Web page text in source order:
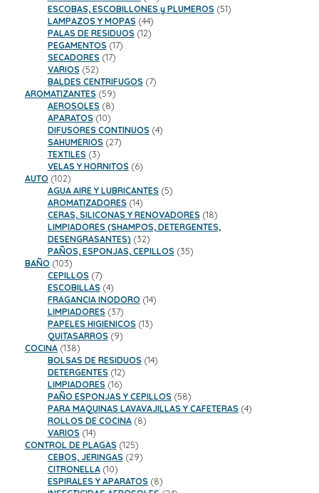
productos
ESCOBAS, ESCOBILLONES y PLUMEROS 5151
LAMPAZOS Y MOPAS 4444
productos
PALAS DE RESIDUOS 1212
PEGAMENTOS 1717
SECADORES 1717
VARIOS 5252
productos
BALDES CENTRIFUGOS 77
AROMATIZANTES 5959
productos
AEROSOLES 88
productos
APARATOS 1010
productos
DIFUSORES CONTINUOS 44
SAHUMERIOS 2727
TEXTILES 33
productos
VELAS Y HORNITOS 66
AUTO 102102
productos
AGUA AIRE Y LUBRICANTES 55
AROMATIZADORES 1414
productos
CERAS, SILICONAS Y RENOVADORES 1818
productos
LIMPIADORES (SHAMPOS, DETERGENTES,
DESENGRASANTES) 3232
productos
PAÑOS, ESPONJAS, CEPILLOS 3535
BAÑO 103103
productos
CEPILLOS 77
productos
ESCOBILLAS 44
productos
FRAGANCIA INODORO 1414
LIMPIADORES 3737
productos
PAPELES HIGIENICOS 1313
QUITASARROS 99
COCINA 138138
productos
BOLSAS DE RESIDUOS 1414
DETERGENTES 1212
productos
LIMPIADORES 1616
productos
PAÑO ESPONJAS Y CEPILLOS 5858
productos
PARA MAQUINAS LAVAVAJILLAS Y CAFETERAS 44
ROLLOS DE COCINA 88
VARIOS 1414
productos
CONTROL DE PLAGAS 125125
productos
CEBOS, JERINGAS 2929
CITRONELLA 1010
productos
ESPIRALES Y APARATOS 88